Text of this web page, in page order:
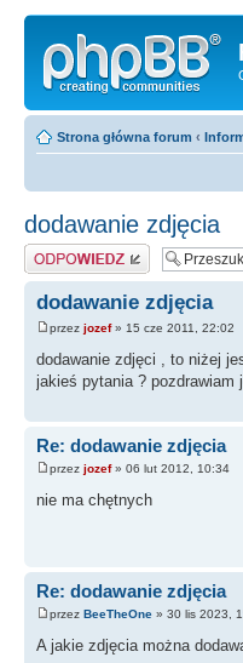
Strona główna forum ‹
dodawanie zdjęcia
Odpowiedz
dodawanie zdjęcia
przez jozef» 15 cze 2011, 22:02
dodawanie zdjęci , to niżej
jakieś pytania ? pozdrawiam
Re: dodawanie zdjęcia
przez jozef» 06 lut 2012, 10:34
nie ma chętnych
Re: dodawanie zdjęcia
przez BeeTheOne » 30 lis 2023,
A jakie zdjęcia można